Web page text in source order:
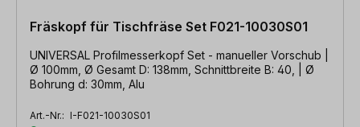
Fräskopf für Tischfräse Set F021-10030S01
UNIVERSAL Profilmesserkopf Set - manueller Vorschub |
Ø 100mm, Ø Gesamt D: 138mm, Schnittbreite B: 40, | Ø
Bohrung d: 30mm, Alu
Art.-Nr.: I-F021-10030S01